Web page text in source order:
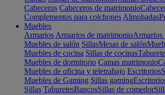
Cabeceros Cabeceros de matrimonio
Complementos para colchones Almohadas
Muebles
Armarios Armarios de matrimonioArmarios
Muebles de salón SillasMesas de salón
Muebles de cocina Sillas de cocinas
Muebles de dormitorio Camas matrimonio
Muebles de oficina y teletrabajo Escritorios
Muebles de Gaming Sillas gaming
Sillas TaburetesBancosSillas de comedor